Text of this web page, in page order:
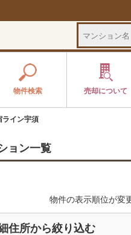
物件検索 売却について
ライン宇須
ョン一覧
物件の表示順位が変
住所から絞り込む